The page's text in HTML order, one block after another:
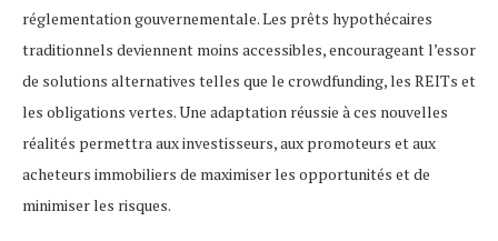
réglementation gouvernementale. Les prêts hypothécaires
traditionnels deviennent moins accessibles, encourageant l’essor
de solutions alternatives telles que le crowdfunding, les REITs et
les obligations vertes. Une adaptation réussie à ces nouvelles
réalités permettra aux investisseurs, aux promoteurs et aux
acheteurs immobiliers de maximiser les opportunités et de
minimiser les risques.